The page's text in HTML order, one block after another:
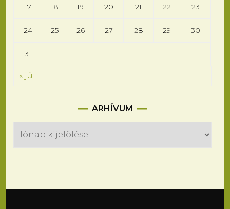
17 18 19 20 21 22 23
24 25 26 27 28 29 30
31
« júl
ARHÍVUM
Arhívum